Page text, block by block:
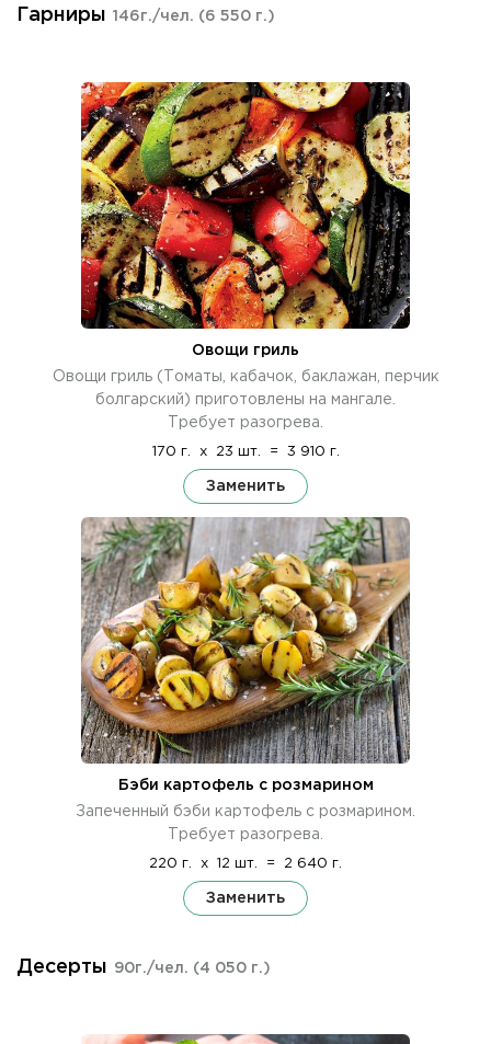
Гарниры 146г./чел. (6 550 г.)
Овощи гриль
Овощи гриль (Томаты, кабачок, баклажан, перчик
болгарский) приготовлены на мангале.
Требует разогрева.
170 г. x 23 шт. = 3 910 г.
Заменить
Бэби картофель с розмарином
Запеченный бэби картофель с розмарином.
Требует разогрева.
220 г. x 12 шт. = 2 640 г.
Заменить
Десерты 90г./чел. (4 050 г.)